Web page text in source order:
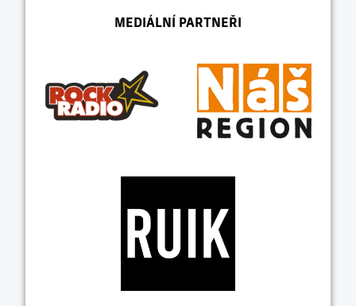
MEDIÁLNÍ PARTNEŘI